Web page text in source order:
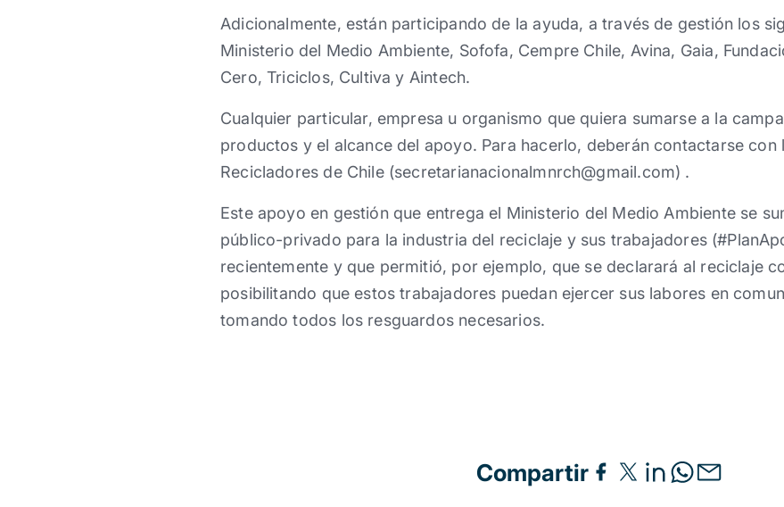
Adicionalmente, están participando de la ayuda, a través de gestión los
Ministerio del Medio Ambiente, Sofofa, Cempre Chile, Avina, Gaia,
Cero, Triciclos, Cultiva y Aintech.
Cualquier particular, empresa u organismo que quiera sumarse a la
productos y el alcance del apoyo. Para hacerlo, deberán contactarse con
Recicladores de Chile (secretarianacionalmnrch@gmail.com) .
Este apoyo en gestión que entrega el Ministerio del Medio Ambiente se
público-privado para la industria del reciclaje y sus trabajadores
recientemente y que permitió, por ejemplo, que se declarará al reciclaje
posibilitando que estos trabajadores puedan ejercer sus labores en
tomando todos los resguardos necesarios.
Compartir